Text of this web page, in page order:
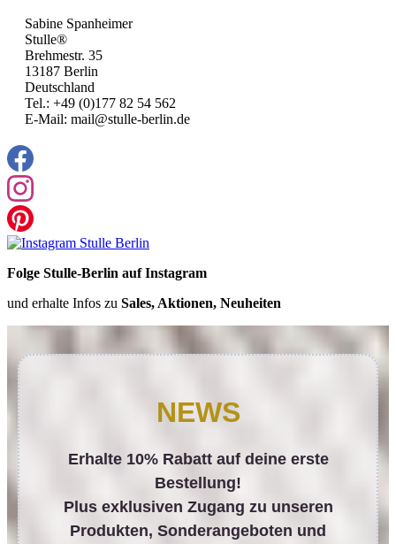
Sabine Spanheimer
Stulle®
Brehmestr. 35
13187 Berlin
Deutschland
Tel.: +49 (0)177 82 54 562
E-Mail: mail@stulle-berlin.de
Folge Stulle-Berlin auf Instagram
und erhalte Infos zu Sales, Aktionen, Neuheiten
NEWS
Erhalte 10% Rabatt auf deine erste
Bestellung!
Plus exklusiven Zugang zu unseren
Produkten, Sonderangeboten und